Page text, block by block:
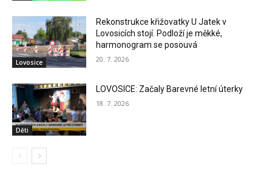
Lovosice
Rekonstrukce křižovatky U Jatek v
Lovosicích stojí. Podloží je měkké,
harmonogram se posouvá
20. 7. 2026
Děti
LOVOSICE: Začaly Barevné letní úterky
18. 7. 2026